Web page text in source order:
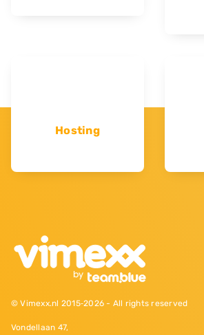
Hosting
© Vimexx.nl 2015‐2026 - All rights reserved
Vondellaan 47,